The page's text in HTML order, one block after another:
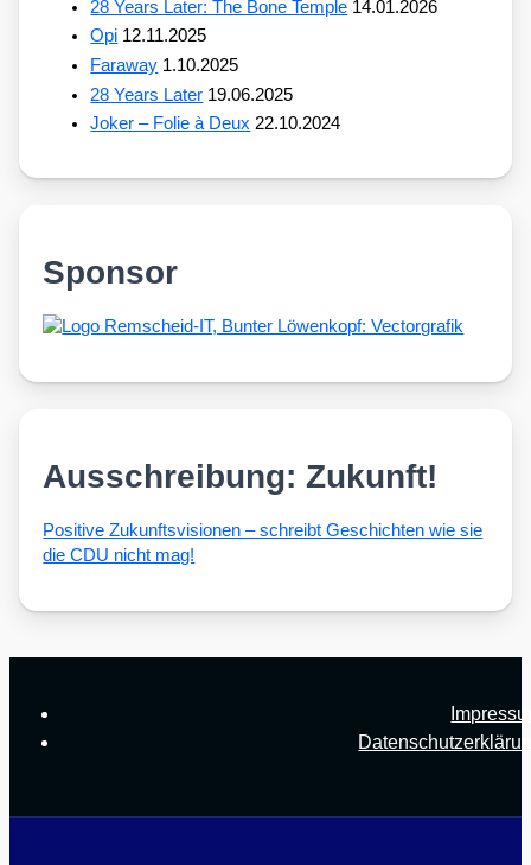
28 Years Later: The Bone Temple 14.01.2026
Opi 12.11.2025
Faraway 1.10.2025
28 Years Later 19.06.2025
Joker – Folie à Deux 22.10.2024
Sponsor
Ausschreibung: Zukunft!
Posi­ti­ve Zukunfts­vi­sio­nen – schreibt Geschich­ten wie sie
die CDU nicht mag!